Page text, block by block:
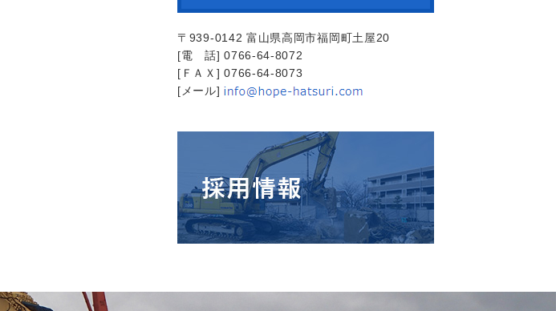
〒939-0142 富山県高岡市福岡町土屋20
[電 話] 0766-64-8072
[ＦＡＸ] 0766-64-8073
[メール]